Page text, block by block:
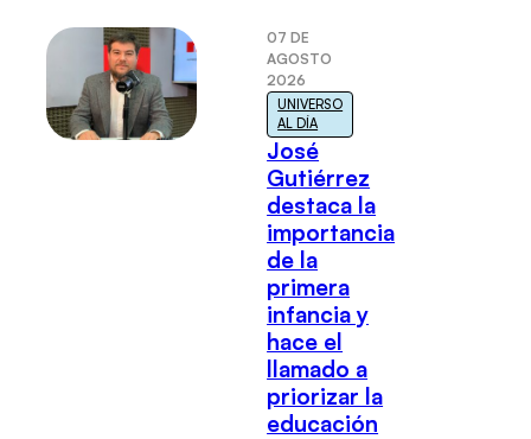
07 DE
AGOSTO
2026
UNIVERSO
AL DÍA
José
Gutiérrez
destaca la
importancia
de la
primera
infancia y
hace el
llamado a
priorizar la
educación